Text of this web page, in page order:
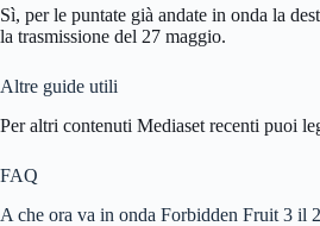
Sì, per le puntate già andate in onda la
la trasmissione del 27 maggio.
Altre guide utili
Per altri contenuti Mediaset recenti puoi
FAQ
A che ora va in onda Forbidden Fruit 3 il